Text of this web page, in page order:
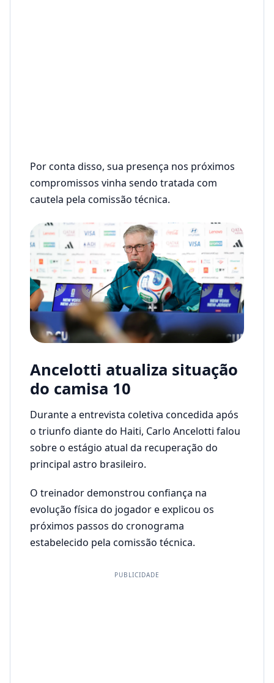
Por conta disso, sua presença nos próximos
compromissos vinha sendo tratada com
cautela pela comissão técnica.
Ancelotti atualiza situação
do camisa 10
Durante a entrevista coletiva concedida após
o triunfo diante do Haiti, Carlo Ancelotti falou
sobre o estágio atual da recuperação do
principal astro brasileiro.
O treinador demonstrou confiança na
evolução física do jogador e explicou os
próximos passos do cronograma
estabelecido pela comissão técnica.
PUBLICIDADE